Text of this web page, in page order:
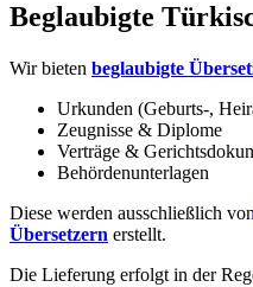
Beglaubigte
Wir bieten beglaubigte
Urkunden (Geburts-,
Zeugnisse & Diplome
Verträge &
Behördenunterlagen
Diese werden ausschließlich von
Übersetzern erstellt.
Die Lieferung erfolgt in der